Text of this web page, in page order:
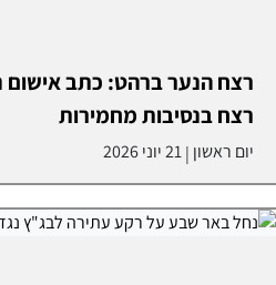
רצח הנער ברהט: כתב אישום
רצח בנסיבות מחמירות
יום ראשון |21 יוני 2026